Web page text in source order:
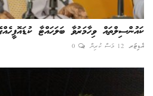
ކައުންސިލްތައް ވިހާމަރުވާ ބަލަހައްޓާ
އެޑިޓަރ 12 މަސް ކުރިން 0